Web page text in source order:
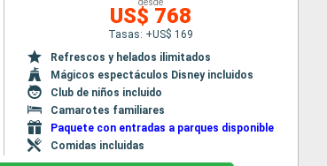
desde
US$ 768
Tasas: +US$ 169
Refrescos y helados ilimitados
Mágicos espectáculos Disney incluidos
Club de niños incluido
Camarotes familiares
Paquete con entradas a parques disponible
Comidas incluidas